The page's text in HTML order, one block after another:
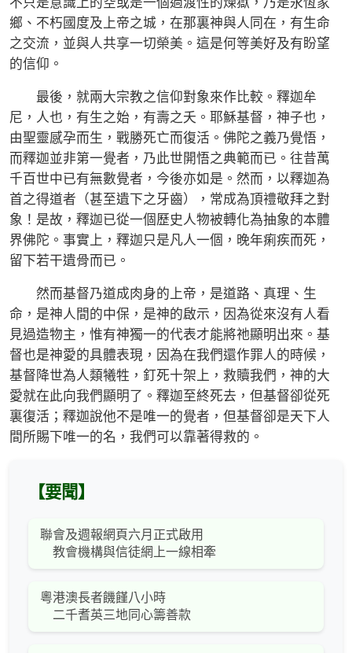
鄉、不朽國度及上帝之城，在那裏神與人同在，有生命
之交流，並與人共享一切榮美。這是何等美好及有盼望
的信仰。
最後，就兩大宗教之信仰對象來作比較。釋迦牟
尼，人也，有生之始，有壽之夭。耶穌基督，神子也，
由聖靈感孕而生，戰勝死亡而復活。佛陀之義乃覺悟，
而釋迦並非第一覺者，乃此世開悟之典範而已。往昔萬
千百世中已有無數覺者，今後亦如是。然而，以釋迦為
首之得道者（甚至遺下之牙齒），常成為頂禮敬拜之對
象！是故，釋迦已從一個歷史人物被轉化為抽象的本體
界佛陀。事實上，釋迦只是凡人一個，晚年痢疾而死，
留下若干遺骨而已。
然而基督乃道成肉身的上帝，是道路、真理、生
命，是神人間的中保，是神的啟示，因為從來沒有人看
見過造物主，惟有神獨一的代表才能將祂顯明出來。基
督也是神愛的具體表現，因為在我們還作罪人的時候，
基督降世為人類犧牲，釘死十架上，救贖我們，神的大
愛就在此向我們顯明了。釋迦至終死去，但基督卻從死
裏復活；釋迦說他不是唯一的覺者，但基督卻是天下人
間所賜下唯一的名，我們可以靠著得救的。
【要聞】
聯會及週報網頁六月正式啟用
教會機構與信徒網上一線相牽
粵港澳長者饑饉八小時
二千耆英三地同心籌善款